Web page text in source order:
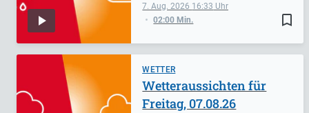
bookmark_border
7. Aug. 2026 16:33
02:00 Min.
WETTER
Wetteraussichten für
Freitag, 07.08.26